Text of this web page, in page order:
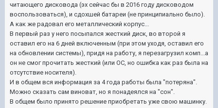
читающего дисковода (эх сейчас бы в 2016 году дисководом
воспользоваться), и сдохшей батареи (не принципиально было).
А как же радовал его металлический корпус...
В первый раз у него посыпался жесткий диск, во второй я
оставил его на 6 дней включенным (при этом уходя, оставил его
на обновлении системы), придя на работу, я перезагрузил комп...а
он не смог прочитать жесткий (или ОС, но ошибка как раз была на
отсутствие носителя).
И в общем вся информация за 4 года работы была "потеряна".
Можно сказать сам виноват, но я понадеялся на "сон".
В общем было принято решение приобретать уже свою машинку.